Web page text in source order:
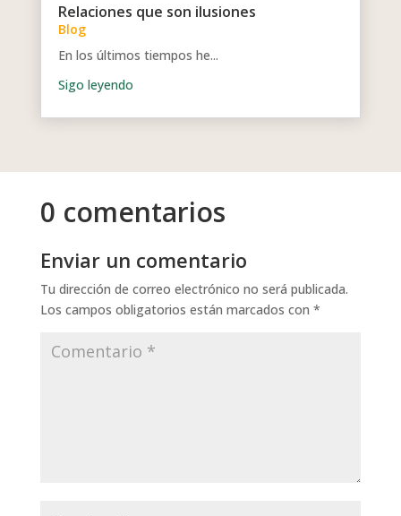
Relaciones que son ilusiones
Blog
En los últimos tiempos he...
0 comentarios
Enviar un comentario
Tu dirección de correo electrónico no será publicada.
Los campos obligatorios están marcados con *